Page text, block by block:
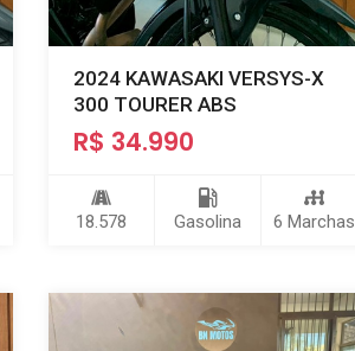
2024 KAWASAKI VERSYS-X
300 TOURER ABS
R$ 34.990
18.578 Gasolina 6 Marchas